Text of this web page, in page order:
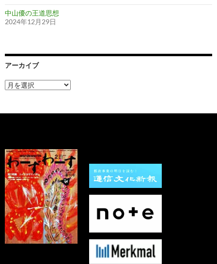
中山優の王道思想
2024年12月29日
アーカイブ
ア
ー